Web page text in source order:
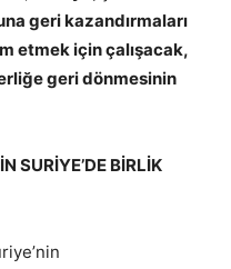
geri kazandırmaları
etmek için çalışacak,
geri dönmesinin
SURİYE’DE BİRLİK